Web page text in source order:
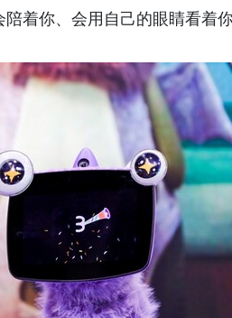
着你、会用自己的眼睛看着